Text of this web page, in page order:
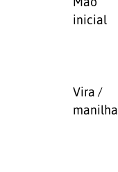
inicial
Vira /
manilha